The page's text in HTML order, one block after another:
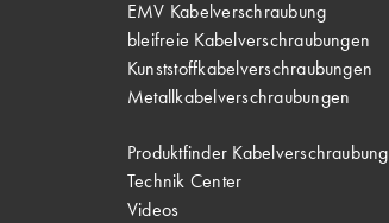
EMV Kabelverschraubung
bleifreie Kabelverschraubungen
Kunststoffkabelverschraubungen
Metallkabelverschraubungen
Produktfinder Kabelverschraubung
Technik Center
Videos